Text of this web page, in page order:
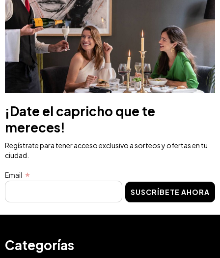
¡Date el capricho que te
mereces!
Regístrate para tener acceso exclusivo a sorteos y ofertas en tu
ciudad.
Email
SUSCRÍBETE AHORA
Categorías